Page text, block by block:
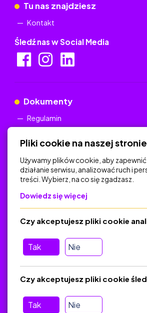
Tu nas znajdziesz
Kontakt
Śledź nas w Social Media
Dokumenty
Regulamin
Na skróty
Polityka Prywatności
Regulamin
O platformie
Baza materiałów dydaktycznych
Jak zostać autorem
FAQ
Pliki cookie na naszej
Używamy plików cookie, aby
działanie serwisu, analizować ruch i
treści. Wybierz, na co się zgadzasz.
Dowiedz się więcej
Tak Nie
Czy akceptujesz pliki cookie
Tak Nie
Czy akceptujesz pliki cookie